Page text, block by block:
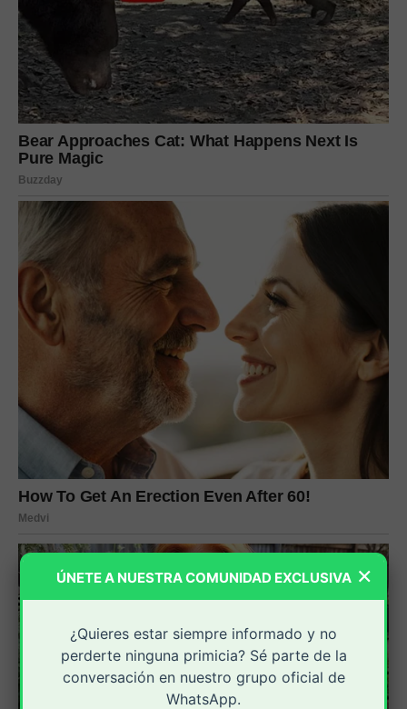
×
ÚNETE A NUESTRA COMUNIDAD EXCLUSIVA
¿Quieres estar siempre informado y no
perderte ninguna primicia? Sé parte de la
conversación en nuestro grupo oficial de
WhatsApp.